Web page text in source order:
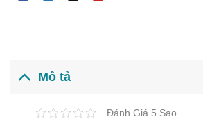
Mô tả
Đánh Giá 5 Sao